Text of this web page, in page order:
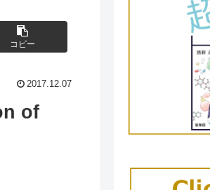
コピー
2017.12.07
of